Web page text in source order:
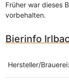
Früher war dieses
vorbehalten.
Bierinfo
Hersteller/Brauerei: